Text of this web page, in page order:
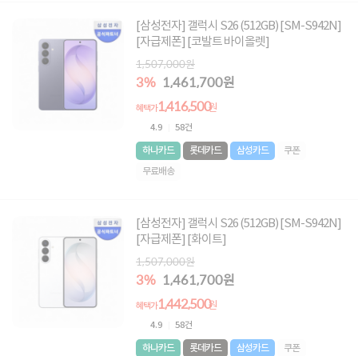
[삼성전자] 갤럭시 S26 (512GB) [SM-S942N]
[자급제폰] [코발트 바이올렛]
1,507,000원
3% 1,461,700원
혜택가1,416,500원
4.9 58건
하나카드 롯데카드 삼성카드
쿠폰
무료배송
[삼성전자] 갤럭시 S26 (512GB) [SM-S942N]
[자급제폰] [화이트]
1,507,000원
3% 1,461,700원
혜택가1,442,500원
4.9 58건
하나카드 롯데카드 삼성카드 쿠폰